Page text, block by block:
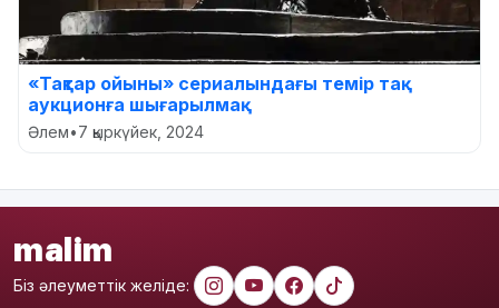
«Тақтар ойыны» сериалындағы темір тақ
аукционға шығарылмақ
Әлем•7 қыркүйек, 2024
malim
Біз әлеуметтік желіде: